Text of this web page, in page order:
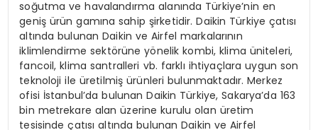
soğutma ve havalandırma alanında Türkiye’nin en
geniş ürün gamına sahip şirketidir. Daikin Türkiye çatısı
altında bulunan Daikin ve Airfel markalarının
iklimlendirme sektörüne yönelik kombi, klima üniteleri,
fancoil, klima santralleri vb. farklı ihtiyaçlara uygun son
teknoloji ile üretilmiş ürünleri bulunmaktadır. Merkez
ofisi İstanbul’da bulunan Daikin Türkiye, Sakarya’da 163
bin metrekare alan üzerine kurulu olan üretim
tesisinde çatısı altında bulunan Daikin ve Airfel